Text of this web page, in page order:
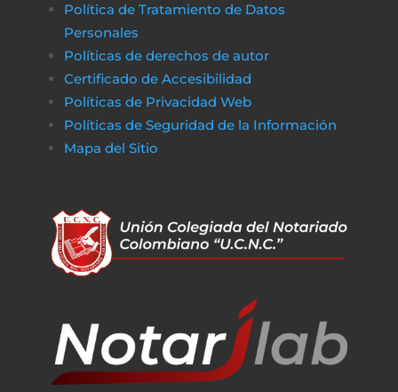
Política de Tratamiento de Datos
Personales
Políticas de derechos de autor
Certificado de Accesibilidad
Políticas de Privacidad Web
Políticas de Seguridad de la Información
Mapa del Sitio